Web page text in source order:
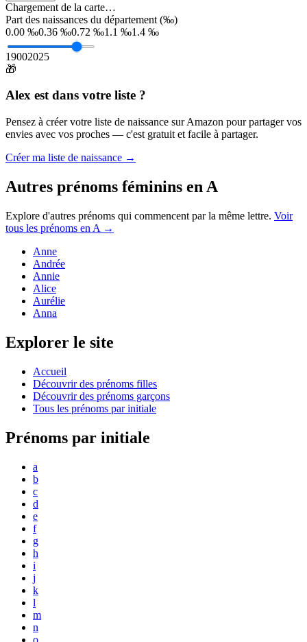
Chargement de la carte…
Part des naissances du département (‰)
0.00 ‰0.36 ‰0.72 ‰1.1 ‰1.4 ‰
19002025
🎁
Alex est dans votre liste ?
Pensez à créer votre liste de naissance sur Amazon pour partager vos
envies avec vos proches — c'est gratuit et facile à partager.
Créer ma liste de naissance →
Autres prénoms féminins en A
Explore d'autres prénoms qui commencent par la même lettre. Voir
tous les prénoms en A →
Anne
Andrée
Annie
Alice
Aurélie
Anna
Explorer le site
Accueil
Découvrir des prénoms filles
Découvrir des prénoms garçons
Tous les prénoms par initiale
Prénoms par initiale
a
b
c
d
e
f
g
h
i
j
k
l
m
n
o